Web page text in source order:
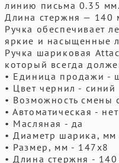
линию письма 0.35 мм.
Длина стержня — 140
Ручка обеспечивает
яркие и насыщенные
Ручка шариковая
который всегда
• Единица продажи -
• Цвет чернил - синий
• Возможность смены
• Автоматическая - нет
• Масляная - да
• Диаметр шарика, мм
• Размер, мм - 147x8
• Длина стержня -